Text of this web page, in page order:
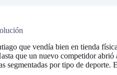
que vendía bien en tienda
que un nuevo competidor abrió
segmentadas por tipo de